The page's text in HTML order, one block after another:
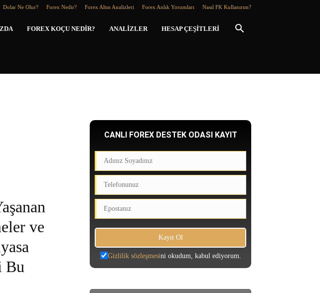
Dolar Ne Olur? Forex Nedir? Forex Altın Analizleri Forex Anlık Yorumları Nasıl FK Kullanırım?
FOREX KOÇU NEDIR? ANALIZLER HESAP ÇEŞITLERI
ve
Bu
CANLI FOREX DESTEK ODASI KAYIT
Gizlilik sözleşmesini okudum, kabul ediyorum.